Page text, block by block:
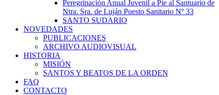
Peregrinación Anual Juvenil a Pie al Santuario de
Ntra. Sra. de Luján Puesto Sanitario Nº 33
SANTO SUDARIO
NOVEDADES
PUBLICACIONES
ARCHIVO AUDIOVISUAL
HISTORIA
MISIÓN
SANTOS Y BEATOS DE LA ORDEN
FAQ
CONTACTO